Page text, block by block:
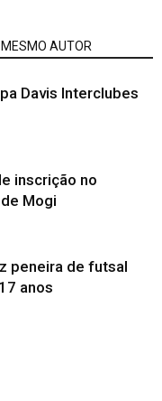
AUTOR
Davis Interclubes
inscrição no
Mogi
peneira de futsal
anos